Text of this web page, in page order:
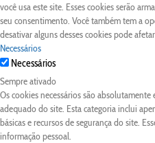
você usa este site. Esses cookies serão
seu consentimento. Você também tem a
desativar alguns desses cookies pode
Necessários
Necessários
Sempre ativado
Os cookies necessários são
adequado do site. Esta categoria inclui
básicas e recursos de segurança do site.
informação pessoal.